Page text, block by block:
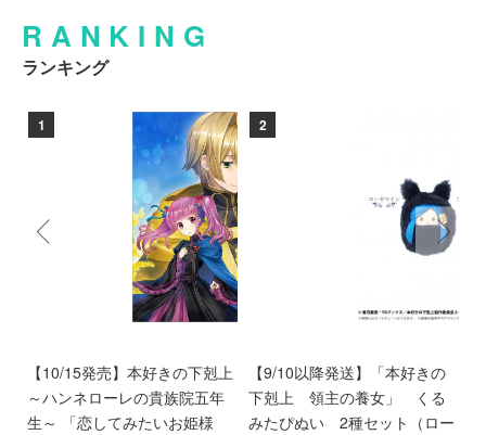
RANKING
ランキング
1
【10/15発売】本好きの下剋上
～ハンネローレの貴族院五年
生～ 「恋してみたいお姫様
2
【9/10以降発送】「本好きの
下剋上 領主の養女」 くる
みたぴぬい 2種セット（ロー